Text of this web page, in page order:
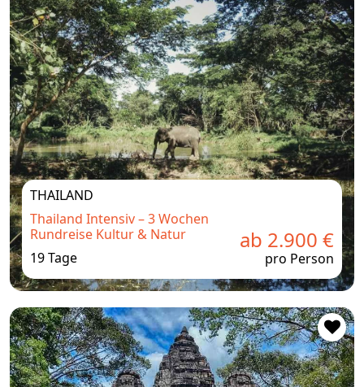
THAILAND
Thailand Intensiv – 3 Wochen
Rundreise Kultur & Natur
19 Tage
ab 2.900 €
pro Person